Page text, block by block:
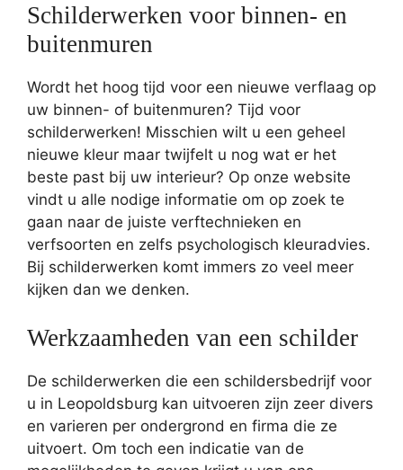
Schilderwerken voor binnen- en
buitenmuren
Wordt het hoog tijd voor een nieuwe verflaag op
uw binnen- of buitenmuren? Tijd voor
schilderwerken! Misschien wilt u een geheel
nieuwe kleur maar twijfelt u nog wat er het
beste past bij uw interieur? Op onze website
vindt u alle nodige informatie om op zoek te
gaan naar de juiste verftechnieken en
verfsoorten en zelfs psychologisch kleuradvies.
Bij schilderwerken komt immers zo veel meer
kijken dan we denken.
Werkzaamheden van een schilder
De schilderwerken die een schildersbedrijf voor
u in Leopoldsburg kan uitvoeren zijn zeer divers
en varieren per ondergrond en firma die ze
uitvoert. Om toch een indicatie van de